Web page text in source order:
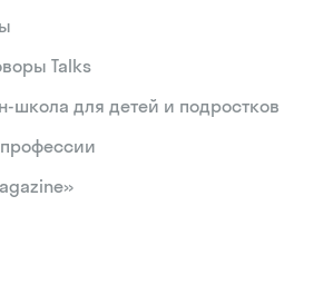
Talks
школа для детей и подростков